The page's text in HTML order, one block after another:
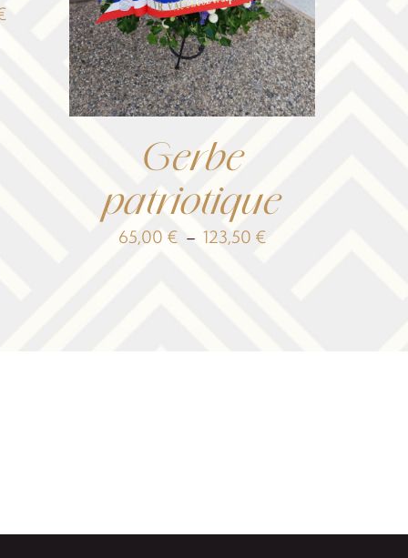
Plage
105,00 €
Gerbe
patriotique
65,00 € – 123,50 €Plage